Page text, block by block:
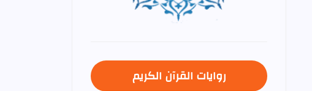
روايات القرآن الكريم